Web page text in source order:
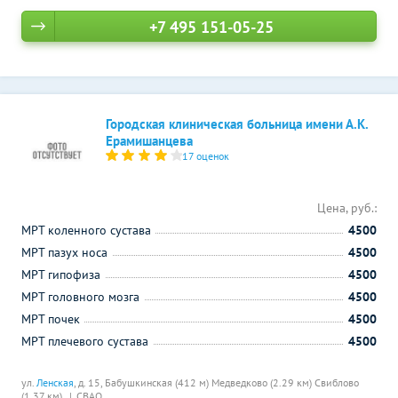
+7 495 151-05-25
Городская клиническая больница имени А.К.
Ерамишанцева
17 оценок
ул. Ленская, д. 15, Бабушкинская (412 м) Медведково (2.29 км) Свиблово
Цена, руб.:
МРТ коленного сустава
4500
МРТ пазух носа
4500
МРТ гипофиза
4500
МРТ головного мозга
4500
МРТ почек
4500
МРТ плечевого сустава
4500